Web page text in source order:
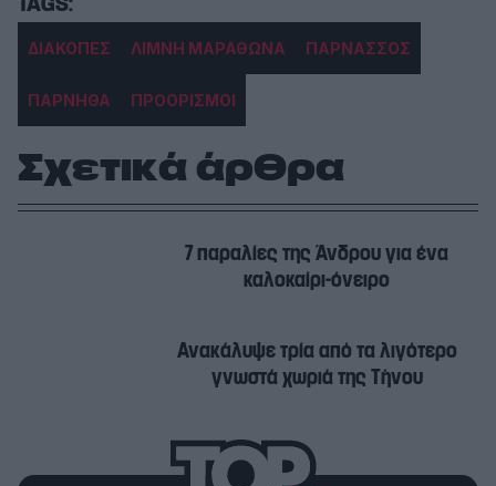
ΔΙΑΚΟΠΕΣ ΛΙΜΝΗ ΜΑΡΑΘΩΝΑ ΠΑΡΝΑΣΣΟΣ
ΠΑΡΝΗΘΑ ΠΡΟΟΡΙΣΜΟΙ
Σχετικά άρθρα
7 παραλίες της Άνδρου για ένα
καλοκαίρι-όνειρο
Ανακάλυψε τρία από τα λιγότερο
γνωστά χωριά της Τήνου